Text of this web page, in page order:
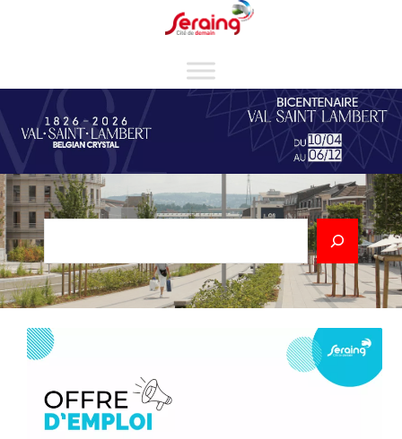
Rechercher
Cookies management panel